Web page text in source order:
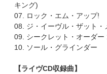
キング)
07. ロック・エム・アップ!
08. ジ・イーヴル・ザット・
09. シークレット・オーダー
10. ソール・グラインダー
【ライヴCD収録曲】